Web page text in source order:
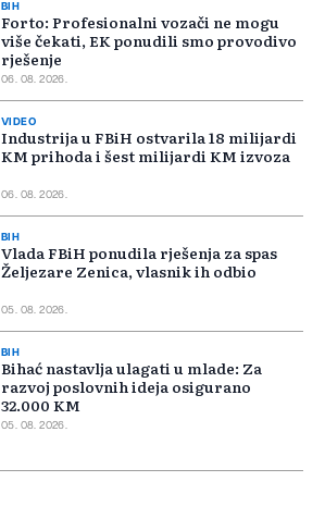
BIH
Forto: Profesionalni vozači ne mogu
više čekati, EK ponudili smo provodivo
rješenje
06. 08. 2026.
VIDEO
Industrija u FBiH ostvarila 18 milijardi
KM prihoda i šest milijardi KM izvoza
06. 08. 2026.
BIH
Vlada FBiH ponudila rješenja za spas
Željezare Zenica, vlasnik ih odbio
05. 08. 2026.
BIH
Bihać nastavlja ulagati u mlade: Za
razvoj poslovnih ideja osigurano
32.000 KM
05. 08. 2026.